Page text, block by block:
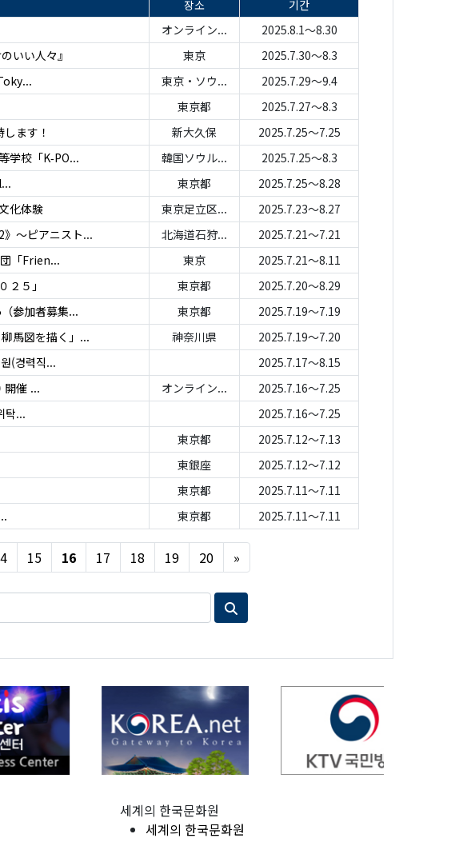
장소
기간
オンライン...
2025.8.1～8.30
いい人々』
東京
2025.7.30～8.3
東京・ソウ...
2025.7.29～9.4
東京都
2025.7.27～8.3
ます！
新大久保
2025.7.25～7.25
学校「K‑PO...
韓国ソウル...
2025.7.25～8.3
東京都
2025.7.25～8.28
化体験
東京足立区...
2025.7.23～8.27
》〜ピアニスト...
北海道石狩...
2025.7.21～7.21
「Frien...
東京
2025.7.21～8.11
２５」
東京都
2025.7.20～8.29
参加者募集...
東京都
2025.7.19～7.19
馬図を描く」...
神奈川県
2025.7.19～7.20
(경력직...
2025.7.17～8.15
開催 ...
オンライン...
2025.7.16～7.25
탁...
2025.7.16～7.25
東京都
2025.7.12～7.13
東銀座
2025.7.12～7.12
東京都
2025.7.11～7.11
東京都 2025.7.11～7.11
15 16 17 18 19 20 »
세계의 한국문화원
세계의 한국문화원